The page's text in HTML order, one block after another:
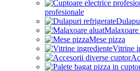
profesionale
Malaxoare
Mese pizza
Vitrine